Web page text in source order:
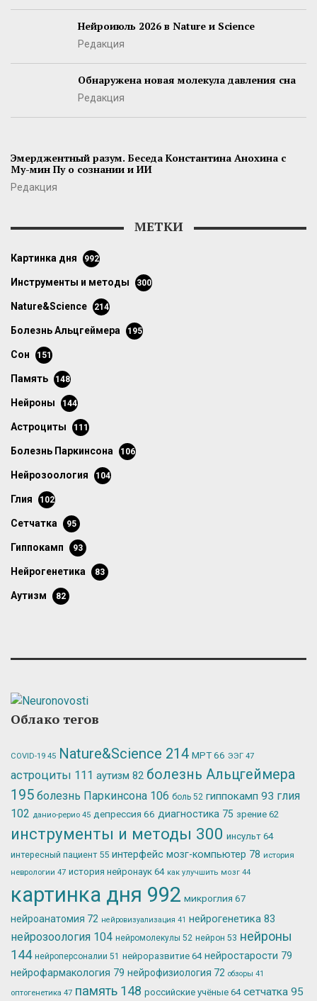
Нейроиюль 2026 в Nature и Science
Редакция
Обнаружена новая молекула давления сна
Редакция
Эмерджентный разум. Беседа Константина Анохина с
Му-мин Пу о сознании и ИИ
Редакция
МЕТКИ
картинка дня 992
инструменты и методы 300
Nature&Science 214
болезнь Альцгеймера 195
сон 151
память 148
нейроны 144
астроциты 111
болезнь Паркинсона 106
нейрозоология 104
глия 102
сетчатка 95
гиппокамп 93
нейрогенетика 83
аутизм 82
Облако тегов
COVID-19 45 Nature&Science 214 МРТ66 ЭЭГ 47
астроциты 111 аутизм 82 болезнь Альцгеймера
195 болезнь Паркинсона 106 боль 52 гиппокамп 93 глия
102 данио-рерио 45 депрессия 66 диагностика 75 зрение 62
инструменты и методы 300 инсульт 64
интересный пациент 55 интерфейс мозг-компьютер 78 история
неврологии 47 история нейронаук 64 как улучшить мозг 44
картинка дня 992 микроглия 67
нейроанатомия 72 нейровизуализация 41 нейрогенетика 83
нейрозоология 104 нейромолекулы 52 нейрон 53 нейроны
144 нейроперсоналии 51 нейроразвитие 64 нейростарости 79
нейрофармакология 79 нейрофизиология 72 обзоры 41
оптогенетика 47 память 148 российские учёные 64 сетчатка 95